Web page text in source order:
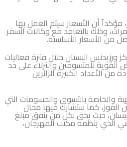
أن الأسعار سيتم العمل بها
وذلك بالتعاقد مع وكالات السفر
من الأسعار الأساسية.
ورزيدنس البستان خلال فترة فعاليات
ولغاية 28 فبراير عدد من العروض القوية للمتسوقين والنزلاء على حد
الأعداد الكبيرة الزائرين
والخاصة بالتسوق والحسومات التي
كما ستشارك فيها محال
سيارة نيسان، حيث يحق لكل من ينفق مبلغ
الذي ينظمه مكتب المهرجان،